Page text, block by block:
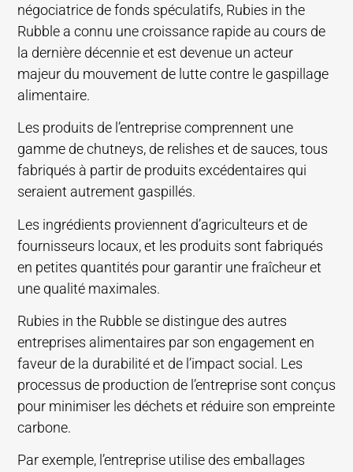
négociatrice de fonds spéculatifs, Rubies in the
Rubble a connu une croissance rapide au cours de
la dernière décennie et est devenue un acteur
majeur du mouvement de lutte contre le gaspillage
alimentaire.
Les produits de l’entreprise comprennent une
gamme de chutneys, de relishes et de sauces, tous
fabriqués à partir de produits excédentaires qui
seraient autrement gaspillés.
Les ingrédients proviennent d’agriculteurs et de
fournisseurs locaux, et les produits sont fabriqués
en petites quantités pour garantir une fraîcheur et
une qualité maximales.
Rubies in the Rubble se distingue des autres
entreprises alimentaires par son engagement en
faveur de la durabilité et de l’impact social. Les
processus de production de l’entreprise sont conçus
pour minimiser les déchets et réduire son empreinte
carbone.
Par exemple, l’entreprise utilise des emballages